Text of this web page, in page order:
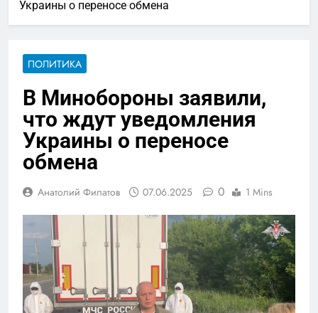
Украины о переносе обмена
ПОЛИТИКА
В Минобороны заявили,
что ждут уведомления
Украины о переносе
обмена
Анатолий Филатов 07.06.2025 0 1 Mins